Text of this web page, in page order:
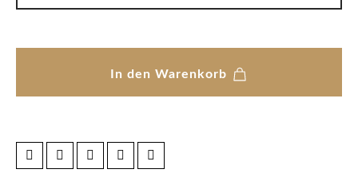
In den Warenkorb